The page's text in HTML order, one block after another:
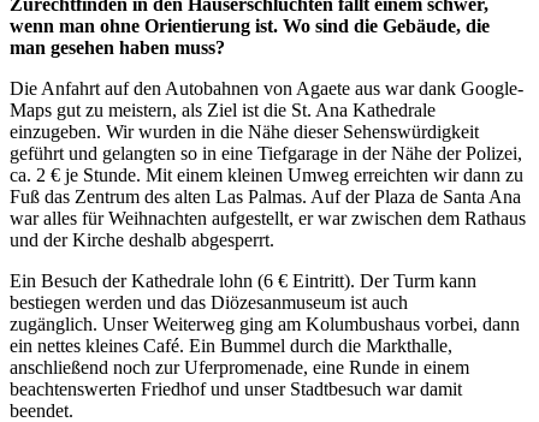
wenn man ohne Orientierung ist. Wo sind die Gebäude, die
man gesehen haben muss?
Die Anfahrt auf den Autobahnen von Agaete aus war dank Google-
Maps gut zu meistern, als Ziel ist die St. Ana Kathedrale
einzugeben. Wir wurden in die Nähe dieser Sehenswürdigkeit
geführt und gelangten so in eine Tiefgarage in der Nähe der Polizei,
ca. 2 € je Stunde. Mit einem kleinen Umweg erreichten wir dann zu
Fuß das Zentrum des alten Las Palmas. Auf der Plaza de Santa Ana
war alles für Weihnachten aufgestellt, er war zwischen dem Rathaus
und der Kirche deshalb abgesperrt.
Ein Besuch der Kathedrale lohn (6 € Eintritt). Der Turm kann
bestiegen werden und das Diözesanmuseum ist auch
zugänglich. Unser Weiterweg ging am Kolumbushaus vorbei, dann
ein nettes kleines Café. Ein Bummel durch die Markthalle,
anschließend noch zur Uferpromenade, eine Runde in einem
beachtenswerten Friedhof und unser Stadtbesuch war damit
beendet.